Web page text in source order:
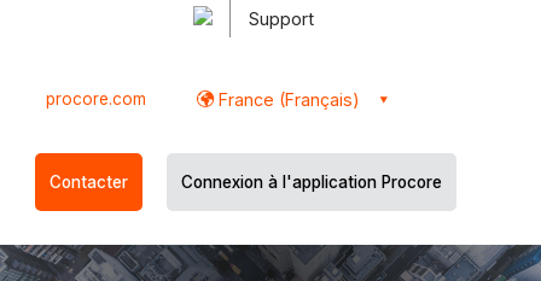
Support
procore.com France (Français)
Contacter Connexion à l'application Procore